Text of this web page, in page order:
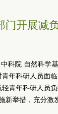
门开展减
中科院 自然科学
年科研人员面
青年科研人员
举措，充分激